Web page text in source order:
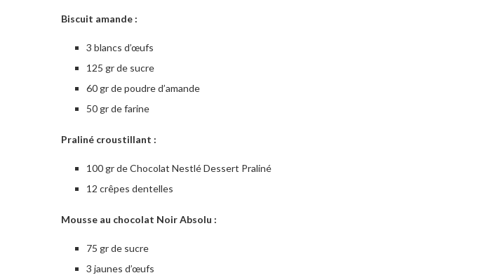
Biscuit amande :
3 blancs d’œufs
125 gr de sucre
60 gr de poudre d’amande
50 gr de farine
Praliné croustillant :
100 gr de Chocolat Nestlé Dessert Praliné
12 crêpes dentelles
Mousse au chocolat Noir Absolu :
75 gr de sucre
3 jaunes d’œufs